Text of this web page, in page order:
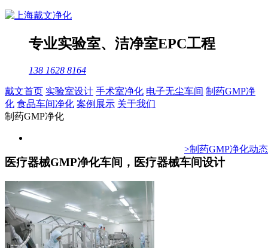
专业实验室、 洁净室EPC工程
138 1628 8164
戴文首页 实验室设计 手术室净化 电子无尘车间 制药GMP净
化 食品车间净化 案例展示 关于我们
制药GMP净化
>制药GMP净化动态
医疗器械GMP净化车间，医疗器械车间设计